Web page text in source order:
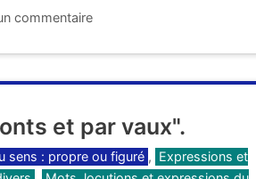
commentaire
et par vaux".
sens : propre ou figuré , Expressions et